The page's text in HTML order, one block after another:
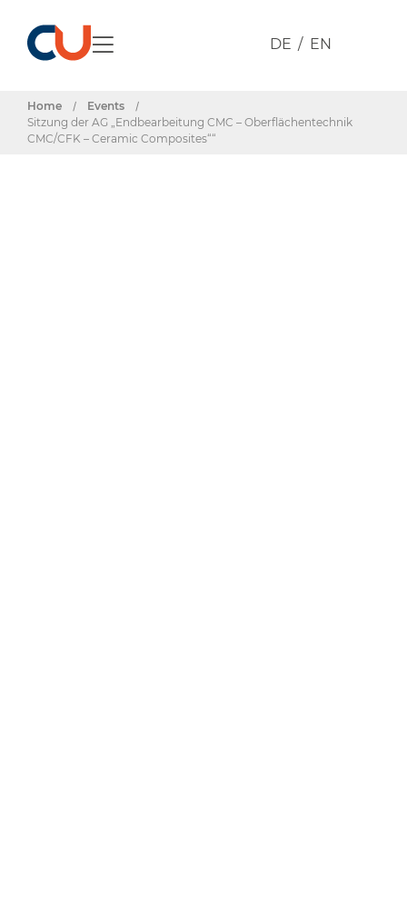
DE EN
Home / Events
/
Sitzung der AG „Endbearbeitung CMC – Oberflächentechnik
CMC/CFK – Ceramic Composites““